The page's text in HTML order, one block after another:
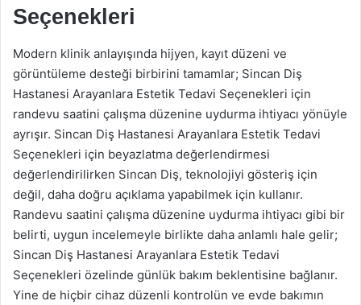
Seçenekleri
Modern klinik anlayışında hijyen, kayıt düzeni ve
görüntüleme desteği birbirini tamamlar; Sincan Diş
Hastanesi Arayanlara Estetik Tedavi Seçenekleri için
randevu saatini çalışma düzenine uydurma ihtiyacı yönüyle
ayrışır. Sincan Diş Hastanesi Arayanlara Estetik Tedavi
Seçenekleri için beyazlatma değerlendirmesi
değerlendirilirken Sincan Diş, teknolojiyi gösteriş için
değil, daha doğru açıklama yapabilmek için kullanır.
Randevu saatini çalışma düzenine uydurma ihtiyacı gibi bir
belirti, uygun incelemeyle birlikte daha anlamlı hale gelir;
Sincan Diş Hastanesi Arayanlara Estetik Tedavi
Seçenekleri özelinde günlük bakım beklentisine bağlanır.
Yine de hiçbir cihaz düzenli kontrolün ve evde bakımın